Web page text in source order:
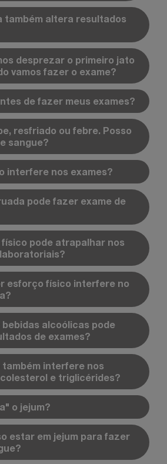
também altera resultados
desprezar o primeiro jato
vamos fazer o exame?
de fazer meus exames?
resfriado ou febre. Posso
sangue?
interfere nos exames?
pode fazer exame de
pode atrapalhar nos
esforço físico interfere no
bebidas alcoólicas pode
de exames?
também interfere nos
e triglicérides?
o jejum?
estar em jejum para fazer